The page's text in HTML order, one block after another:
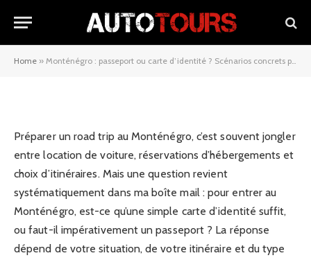
Home » Monténégro : passeport ou carte d’identité ? Scénarios concrets pour chaque voyageur
d’identité ? Scénarios concrets
pour chaque voyageur
Préparer un road trip au Monténégro, c’est souvent jongler
entre location de voiture, réservations d’hébergements et
choix d’itinéraires. Mais une question revient
systématiquement dans ma boîte mail : pour entrer au
Monténégro, est-ce qu’une simple carte d’identité suffit,
ou faut-il impérativement un passeport ? La réponse
dépend de votre situation, de votre itinéraire et du type